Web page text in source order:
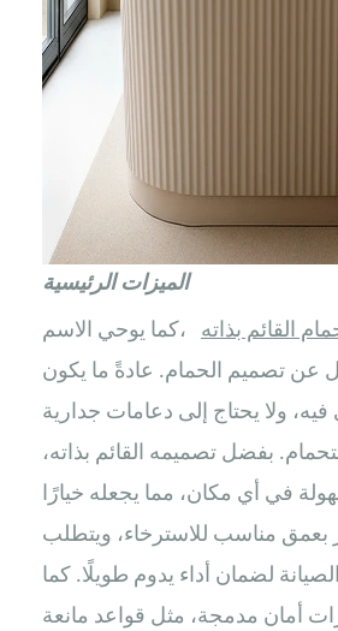
الميزات الرئيسية
كما يوحي الاسم، القائم بذاته
عن تصميم الحمام. عادةً ما يكون
ولا يحتاج إلى دعامات جدارية
بفضل تصميمه القائم بذاته،
في أي مكان، مما يجعله خيارًا
بعمق مناسب للاسترخاء، ويتطلب
لضمان أداء يدوم طويلًا. كما
أمان مدمجة، مثل قواعد مانعة